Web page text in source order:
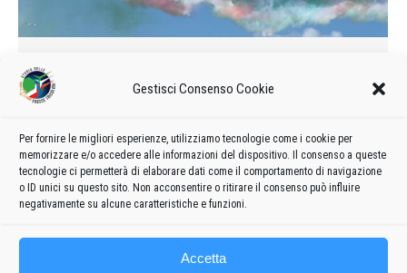
Gestisci Consenso Cookie
Per fornire le migliori esperienze, utilizziamo tecnologie come i cookie per
memorizzare e/o accedere alle informazioni del dispositivo. Il consenso a queste
tecnologie ci permetterà di elaborare dati come il comportamento di navigazione
o ID unici su questo sito. Non acconsentire o ritirare il consenso può influire
negativamente su alcune caratteristiche e funzioni.
Accetta
Cos’è la turbolenza di scia
Curiosità admin8235
10 Novembre 2023
Perchè le Frecce Tricolori decollano in due sezioni? Perchè
quando sono in formazione in volo non stanno tutti sullo
stesso piano?